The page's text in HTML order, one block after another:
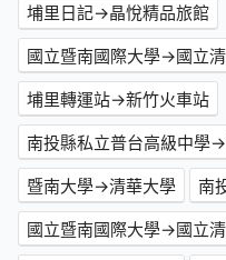
埔里日記→晶悅精品旅館
國立暨南國際大學→國立
埔里轉運站→新竹火車站
南投縣私立普台高級中學
暨南大學→清華大學
南
國立暨南國際大學→國立